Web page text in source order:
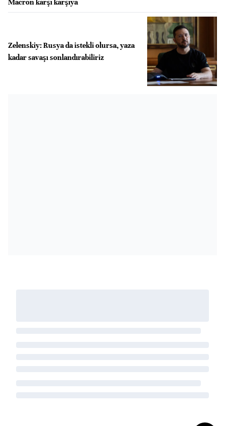
Zelenskiy: Rusya da istekli olursa, yaza
kadar savaşı sonlandırabiliriz